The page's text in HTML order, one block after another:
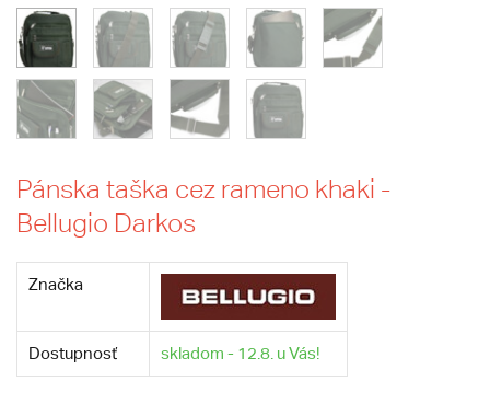
Pánska taška cez rameno khaki -
Bellugio Darkos
Značka
Dostupnosť skladom - 12.8. u Vás!